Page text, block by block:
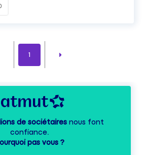
1
de sociétairesnous font
confiance.
pas vous ?